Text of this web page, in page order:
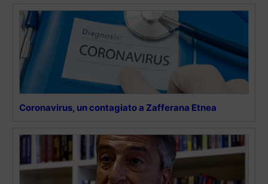
Coronavirus, un contagiato a Zafferana Etnea